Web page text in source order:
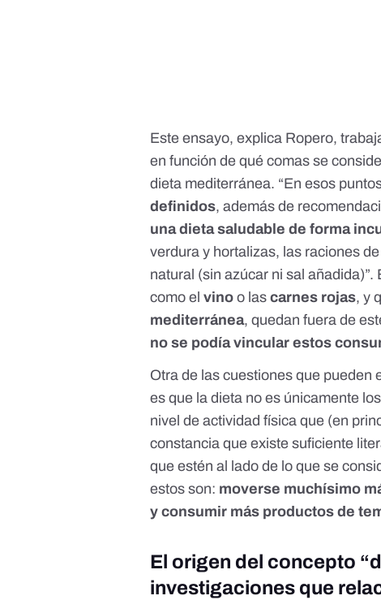
Este ensayo, explica Ropero,
en función de qué comas se
dieta mediterránea. “En esos
definidos, además de
una dieta saludable de forma
verdura y hortalizas, las raciones
natural (sin azúcar ni sal
como elvinoo lascarnes rojas, y
mediterránea, quedan fuera de
no se podía vincular estos
Otra de las cuestiones que pueden
es que la dieta no es únicamente
nivel de actividad física que (en
constancia que existe suficiente
que estén al lado de lo que se
estos son: moverse muchísimo
y consumir más productos de
El origen del concepto
investigaciones que